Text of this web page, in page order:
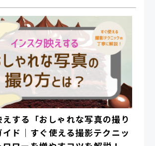
する「おしゃれな写真の撮り
ド｜すぐ使える撮影テクニッ